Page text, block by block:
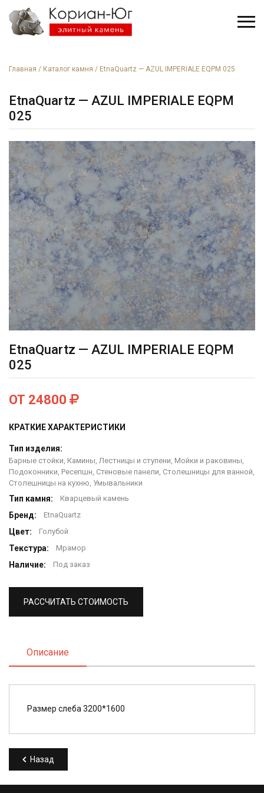
Главная / Каталог камня / EtnaQuartz — AZUL IMPERIALE EQPM 025
EtnaQuartz — AZUL IMPERIALE EQPM
025
EtnaQuartz — AZUL IMPERIALE EQPM
025
ОТ 24800
КРАТКИЕ ХАРАКТЕРИСТИКИ
Тип изделия:
Барные стойки, Камины, Лестницы и ступени, Мойки и раковины,
Подоконники, Ресепшн, Стеновые панели, Столешницы для ванной,
Столешницы на кухню, Умывальники
Тип камня: Кварцевый камень
Бренд: EtnaQuartz
Цвет: Голубой
Текстура: Мрамор
Наличие: Под заказ
РАССЧИТАТЬ СТОИМОСТЬ
Описание
Размер слеба 3200*1600
Назад